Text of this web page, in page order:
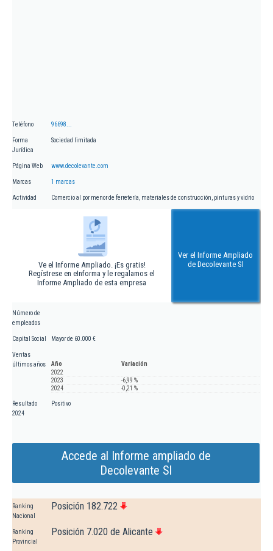
Teléfono 96698...
Forma
Jurídica
Sociedad limitada
Página Web www.decolevante.com
Marcas 1 marcas
Actividad Comercio al por menor de ferretería, materiales de construcción, pinturas y vidrio
Ve el Informe Ampliado. ¡Es gratis!
Regístrese en eInforma y le regalamos el
Informe Ampliado de esta empresa
Ver el Informe Ampliado
de Decolevante Sl
Número de
empleados
Capital Social Mayor de 60.000 €
Ventas
últimos años
Año
Variación
2022
2023
-6,99 %
2024
-0,21 %
Resultado
2024
Positivo
Accede al Informe ampliado de
Decolevante Sl
Ranking
Nacional
Posición 182.722
Ranking
Provincial
Posición 7.020 de Alicante